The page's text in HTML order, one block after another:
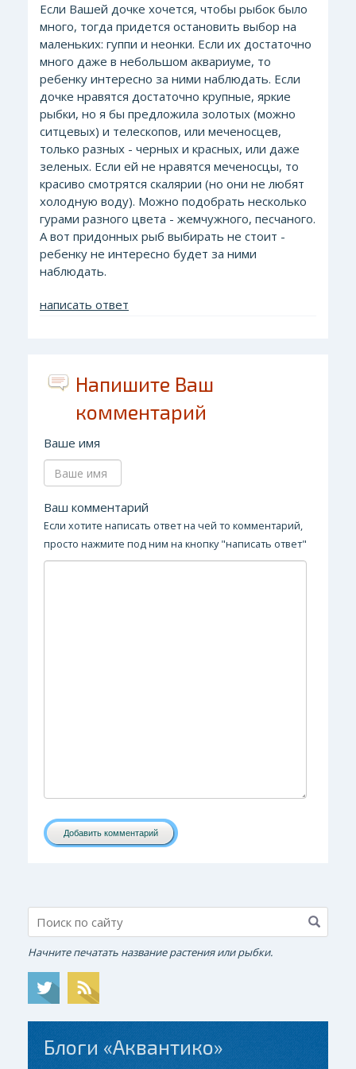
Если Вашей дочке хочется, чтобы рыбок было
много, тогда придется остановить выбор на
маленьких: гуппи и неонки. Если их достаточно
много даже в небольшом аквариуме, то
ребенку интересно за ними наблюдать. Если
дочке нравятся достаточно крупные, яркие
рыбки, но я бы предложила золотых (можно
ситцевых) и телескопов, или меченосцев,
только разных - черных и красных, или даже
зеленых. Если ей не нравятся меченосцы, то
красиво смотрятся скалярии (но они не любят
холодную воду). Можно подобрать несколько
гурами разного цвета - жемчужного, песчаного.
А вот придонных рыб выбирать не стоит -
ребенку не интересно будет за ними
наблюдать.
написать ответ
Напишите Ваш
комментарий
Ваше имя
Ваш комментарий
Если хотите написать ответ на чей то комментарий,
просто нажмите под ним на кнопку "написать ответ"
Добавить комментарий
Начните печатать название растения или рыбки.
Блоги «Аквантико»